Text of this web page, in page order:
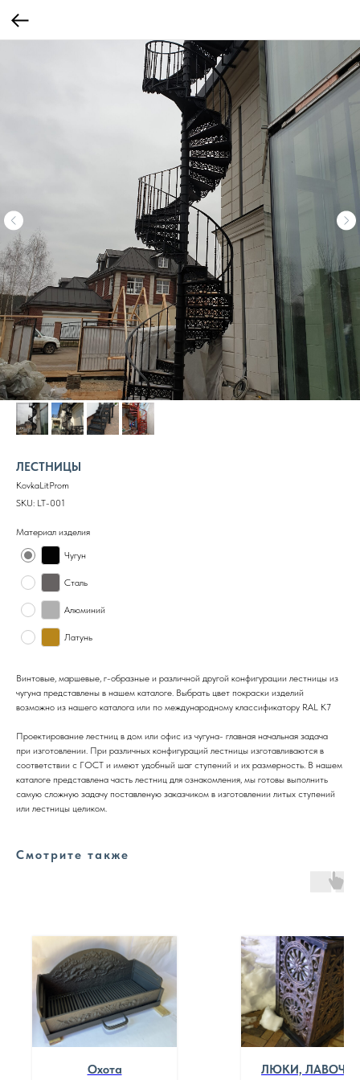
ЛЕСТНИЦЫ
KovkaLitProm
SKU: LT-001
Материал изделия
Чугун
Сталь
Алюминий
Латунь
Винтовые, маршевые, г-образные и различной другой конфигурации лестницы из
чугуна представлены в нашем каталоге. Выбрать цвет покраски изделий
возможно из нашего каталога или по международному классификатору RAL K7
Проектирование лестниц в дом или офис из чугуна- главная начальная задача
при изготовлении. При различных конфигураций лестницы изготавливаются в
соответствии с ГОСТ и имеют удобный шаг ступений и их размерность. В нашем
каталоге представлена часть лестниц для ознакомления, мы готовы выполнить
самую сложную задачу поставленую заказчиком в изготовлении литых ступений
или лестницы целиком.
Смотрите также
Охота
ЛЮКИ,